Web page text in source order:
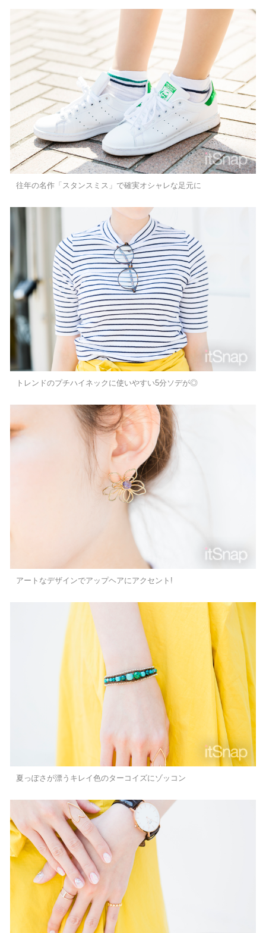
往年の名作「スタンスミス」で確実オシャレな足元に
トレンドのプチハイネックに使いやすい5分ソデが◎
アートなデザインでアップヘアにアクセント!
夏っぽさが漂うキレイ色のターコイズにゾッコン